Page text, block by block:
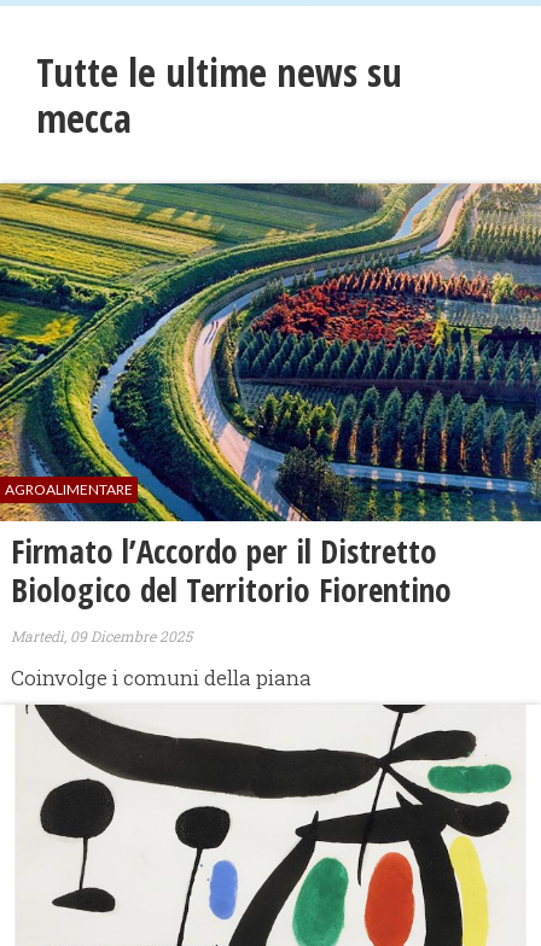
Tutte le ultime news su
mecca
AGROALIMENTARE
Firmato l’Accordo per il Distretto
Biologico del Territorio Fiorentino
Martedì, 09 Dicembre 2025
Coinvolge i comuni della piana